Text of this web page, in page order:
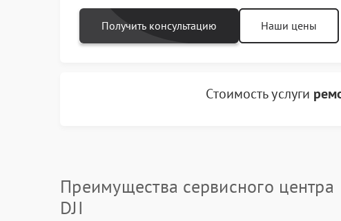
Получить консультацию Наши цены
Стоимость услуги
Преимущества сервисного центра
DJI